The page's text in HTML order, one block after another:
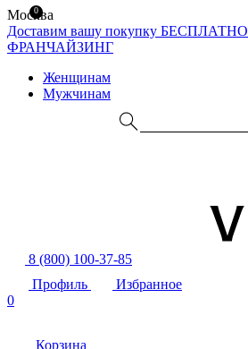
Москва
Доставим вашу покупку БЕСПЛАТНО
ФРАНЧАЙЗИНГ
Женщинам
Мужчинам
8 (800) 100-37-85
Профиль
Избранное
0
Корзина
0